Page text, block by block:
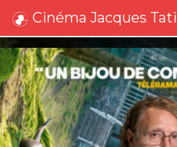
Cinéma Jacques Tati